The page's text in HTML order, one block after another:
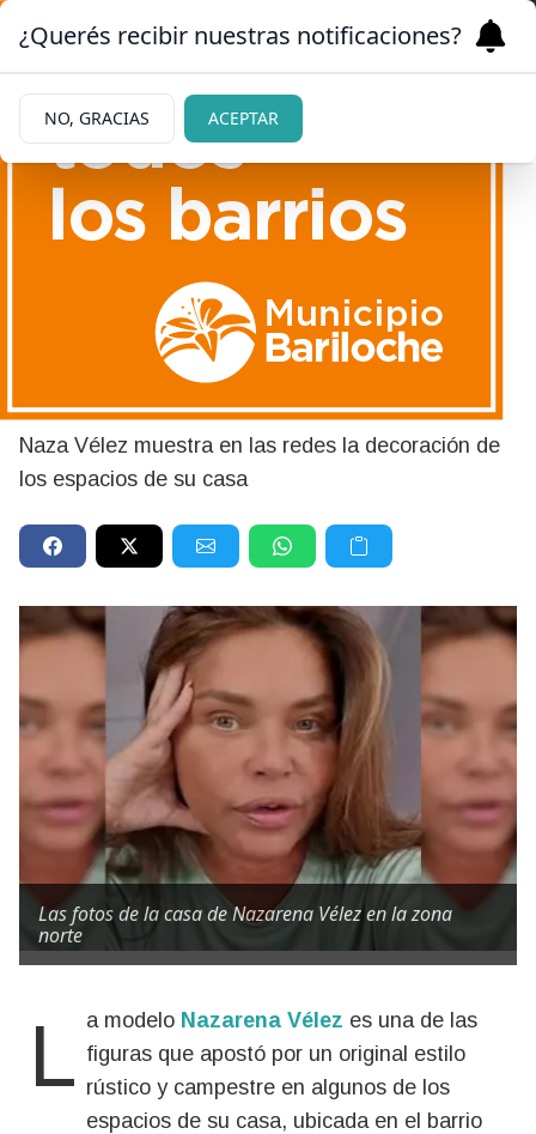
Las fotos de la casa de
Nazarena Vélez en la zona
norte
Naza Vélez muestra en las redes la decoración de
los espacios de su casa
Las fotos de la casa de Nazarena Vélez en la zona
norte
La modelo Nazarena Vélez es una de las
figuras que apostó por un original estilo
rústico y campestre en algunos de los
espacios de su casa, ubicada en el barrio
¿Querés recibir nuestras notificaciones?
NO, GRACIAS ACEPTAR